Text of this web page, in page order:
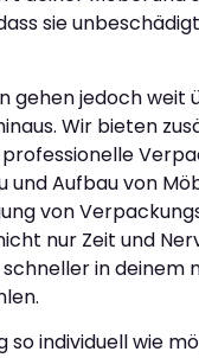
sie
gehen jedoch weit
Wir bieten
und Aufbau von
von
nur Zeit und
in deinem
so individuell wie